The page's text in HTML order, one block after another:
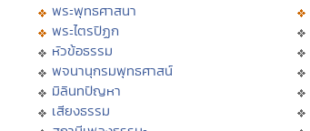
พระพุทธศาสนา
พระไตรปิฏก
หัวข้อธรรม
พจนานุกรมพุทธศาสน์
มิลินทปัญหา
เสียงธรรม